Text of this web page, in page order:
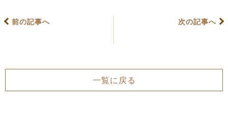
前の記事へ 次の記事へ
一覧に戻る